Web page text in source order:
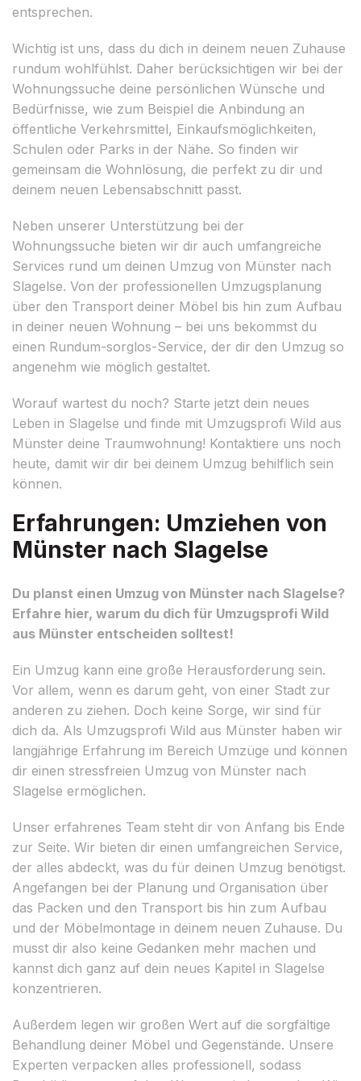
entsprechen.
Wichtig ist uns, dass du dich in deinem neuen Zuhause
rundum wohlfühlst. Daher berücksichtigen wir bei der
Wohnungssuche deine persönlichen Wünsche und
Bedürfnisse, wie zum Beispiel die Anbindung an
öffentliche Verkehrsmittel, Einkaufsmöglichkeiten,
Schulen oder Parks in der Nähe. So finden wir
gemeinsam die Wohnlösung, die perfekt zu dir und
deinem neuen Lebensabschnitt passt.
Neben unserer Unterstützung bei der
Wohnungssuche bieten wir dir auch umfangreiche
Services rund um deinen Umzug von Münster nach
Slagelse. Von der professionellen Umzugsplanung
über den Transport deiner Möbel bis hin zum Aufbau
in deiner neuen Wohnung – bei uns bekommst du
einen Rundum-sorglos-Service, der dir den Umzug so
angenehm wie möglich gestaltet.
Worauf wartest du noch? Starte jetzt dein neues
Leben in Slagelse und finde mit Umzugsprofi Wild aus
Münster deine Traumwohnung! Kontaktiere uns noch
heute, damit wir dir bei deinem Umzug behilflich sein
können.
Erfahrungen: Umziehen von
Münster nach Slagelse
Du planst einen Umzug von Münster nach Slagelse?
Erfahre hier, warum du dich für Umzugsprofi Wild
aus Münster entscheiden solltest!
Ein Umzug kann eine große Herausforderung sein.
Vor allem, wenn es darum geht, von einer Stadt zur
anderen zu ziehen. Doch keine Sorge, wir sind für
dich da. Als Umzugsprofi Wild aus Münster haben wir
langjährige Erfahrung im Bereich Umzüge und können
dir einen stressfreien Umzug von Münster nach
Slagelse ermöglichen.
Unser erfahrenes Team steht dir von Anfang bis Ende
zur Seite. Wir bieten dir einen umfangreichen Service,
der alles abdeckt, was du für deinen Umzug benötigst.
Angefangen bei der Planung und Organisation über
das Packen und den Transport bis hin zum Aufbau
und der Möbelmontage in deinem neuen Zuhause. Du
musst dir also keine Gedanken mehr machen und
kannst dich ganz auf dein neues Kapitel in Slagelse
konzentrieren.
Außerdem legen wir großen Wert auf die sorgfältige
Behandlung deiner Möbel und Gegenstände. Unsere
Experten verpacken alles professionell, sodass